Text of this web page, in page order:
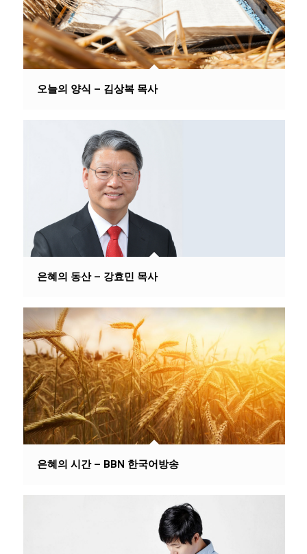
오늘의 양식 – 김상복 목사
은혜의 동산 – 강효민 목사
은혜의 시간 – BBN 한국어방송